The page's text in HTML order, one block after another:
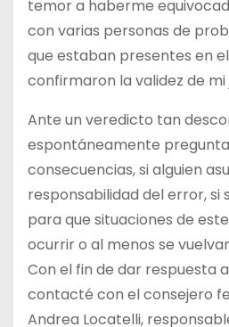
temor a haberme
con varias personas de
que estaban presentes en
confirmaron la validez de mi
Ante un veredicto tan
espontáneamente
consecuencias, si alguien
responsabilidad del error, si
para que situaciones de
ocurrir o al menos se
Con el fin de dar respuesta
contacté con el consejero
Andrea Locatelli,